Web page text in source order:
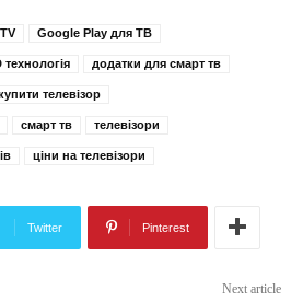
Google Play для ТВ
технологія додатки для смарт тв
телевізор
смарт тв телевізори
ціни на телевізори
Twitter Pinterest
Next article